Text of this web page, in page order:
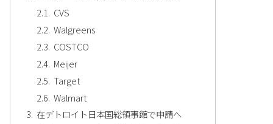
CVS
Walgreens
COSTCO
Meijer
Target
Walmart
在デトロイト日本国総領事館で申請へ